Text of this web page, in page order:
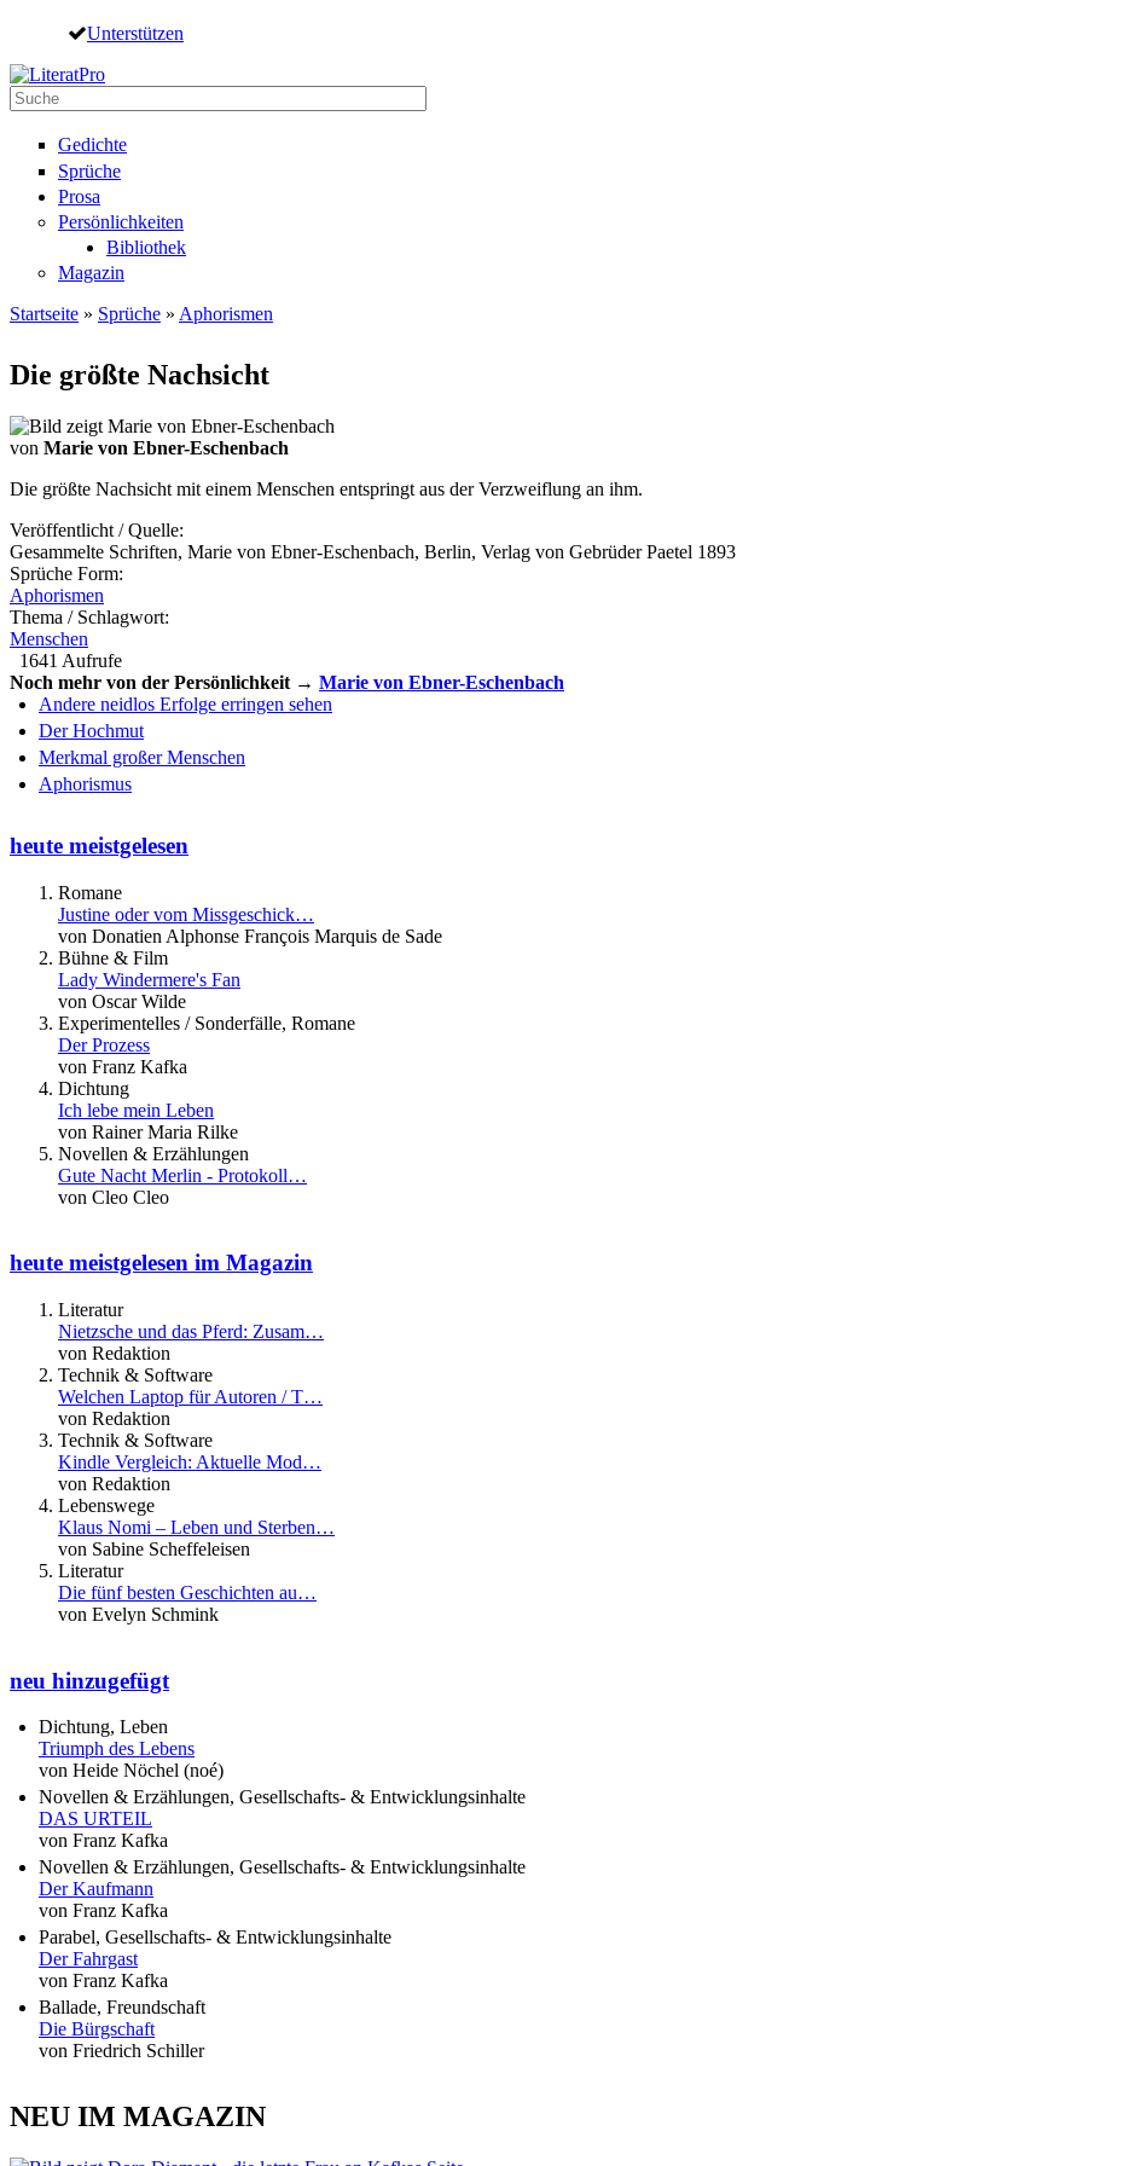
Direkt zum Inhalt
Unterstützen
Suche
Gedichte
Sprüche
Prosa
Persönlichkeiten
Bibliothek
Magazin
Startseite » Sprüche » Aphorismen
Die größte Nachsicht
von Marie von Ebner-Eschenbach
Die größte Nachsicht mit einem Menschen entspringt aus der Verzweiflung an ihm.
Veröffentlicht / Quelle:
Gesammelte Schriften, Marie von Ebner-Eschenbach, Berlin, Verlag von Gebrüder Paetel 1893
Sprüche Form:
Aphorismen
Thema / Schlagwort:
Menschen
1641 Aufrufe
Noch mehr von der Persönlichkeit → Marie von Ebner-Eschenbach
Andere neidlos Erfolge erringen sehen
Der Hochmut
Merkmal großer Menschen
Aphorismus
heute meistgelesen
Romane
Justine oder vom Missgeschick…
von Donatien Alphonse François Marquis de Sade
Bühne & Film
Lady Windermere's Fan
von Oscar Wilde
Experimentelles / Sonderfälle, Romane
Der Prozess
von Franz Kafka
Dichtung
Ich lebe mein Leben
von Rainer Maria Rilke
Novellen & Erzählungen
Gute Nacht Merlin - Protokoll…
von Cleo Cleo
heute meistgelesen im Magazin
Literatur
Nietzsche und das Pferd: Zusam…
von Redaktion
Technik & Software
Welchen Laptop für Autoren / T…
von Redaktion
Technik & Software
Kindle Vergleich: Aktuelle Mod…
von Redaktion
Lebenswege
Klaus Nomi – Leben und Sterben…
von Sabine Scheffeleisen
Literatur
Die fünf besten Geschichten au…
von Evelyn Schmink
neu hinzugefügt
Dichtung, Leben
Triumph des Lebens
von Heide Nöchel (noé)
Novellen & Erzählungen, Gesellschafts- & Entwicklungsinhalte
DAS URTEIL
von Franz Kafka
Novellen & Erzählungen, Gesellschafts- & Entwicklungsinhalte
Der Kaufmann
von Franz Kafka
Parabel, Gesellschafts- & Entwicklungsinhalte
Der Fahrgast
von Franz Kafka
Ballade, Freundschaft
Die Bürgschaft
von Friedrich Schiller
NEU IM MAGAZIN